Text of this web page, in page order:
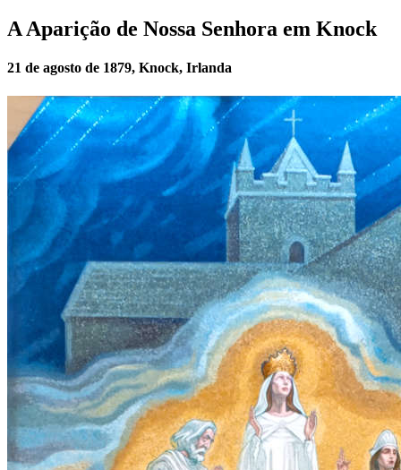
A Aparição de Nossa Senhora em Knock
21 de agosto de 1879, Knock, Irlanda